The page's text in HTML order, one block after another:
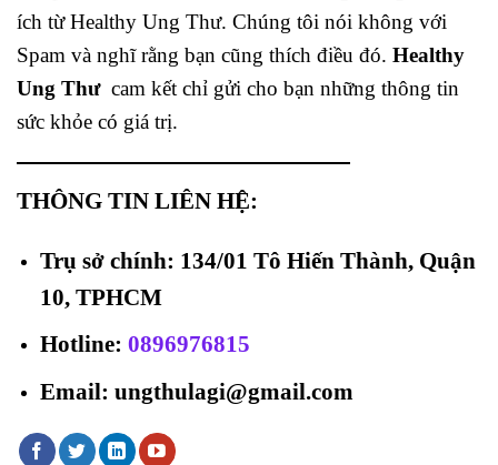
ích từ Healthy Ung Thư. Chúng tôi nói không với
Spam và nghĩ rằng bạn cũng thích điều đó. Healthy
Ung Thư cam kết chỉ gửi cho bạn những thông tin
sức khỏe có giá trị.
THÔNG TIN LIÊN HỆ:
Trụ sở chính: 134/01 Tô Hiến Thành, Quận
10, TPHCM
Hotline: 0896976815
Email: ungthulagi@gmail.com